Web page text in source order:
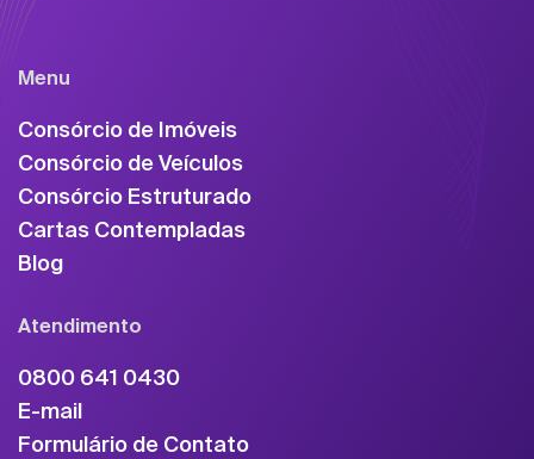
Menu
Consórcio de Imóveis
Consórcio de Veículos
Consórcio Estruturado
Cartas Contempladas
Blog
Atendimento
0800 641 0430
E-mail
Formulário de Contato